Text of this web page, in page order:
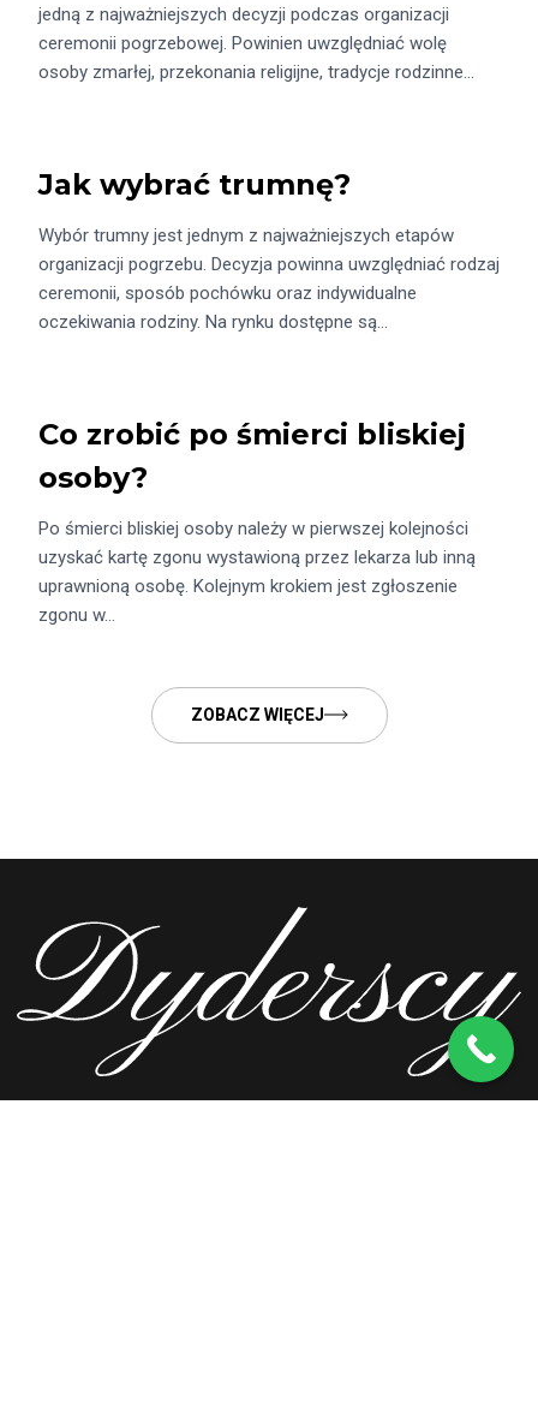
jedną z najważniejszych decyzji podczas organizacji
ceremonii pogrzebowej. Powinien uwzględniać wolę
osoby zmarłej, przekonania religijne, tradycje rodzinne…
Jak wybrać trumnę?
Wybór trumny jest jednym z najważniejszych etapów
organizacji pogrzebu. Decyzja powinna uwzględniać rodzaj
ceremonii, sposób pochówku oraz indywidualne
oczekiwania rodziny. Na rynku dostępne są…
Co zrobić po śmierci bliskiej
osoby?
Po śmierci bliskiej osoby należy w pierwszej kolejności
uzyskać kartę zgonu wystawioną przez lekarza lub inną
uprawnioną osobę. Kolejnym krokiem jest zgłoszenie
zgonu w…
ZOBACZ WIĘCEJ